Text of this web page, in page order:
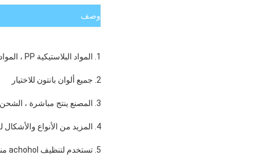
وصف
1. المواد البلاستيكية PP ، المواد الخام الجديدة
2. جميع ألوان بانتون للاختيار
3. المصنع ينتج مباشرة ، الشحن الفوري
4. المزيد من الأنواع والأشكال للخيار
5. تستخدم لتنظيف achohol مناديل مبللة ، مزيل مستحضرات التجميل مناديل مبللة ، مناديل مبللة لتنظيف الطفل ، إلخ.